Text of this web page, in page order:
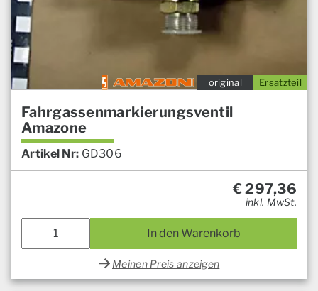
Ersatzteil
original
Fahrgassenmarkierungsventil
Amazone
Artikel Nr: GD306
€297,36
inkl. MwSt.
In den Warenkorb
Meinen Preis anzeigen